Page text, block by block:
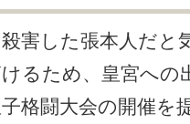
害した張本人だと
るため、皇宮への
格闘大会の開催を